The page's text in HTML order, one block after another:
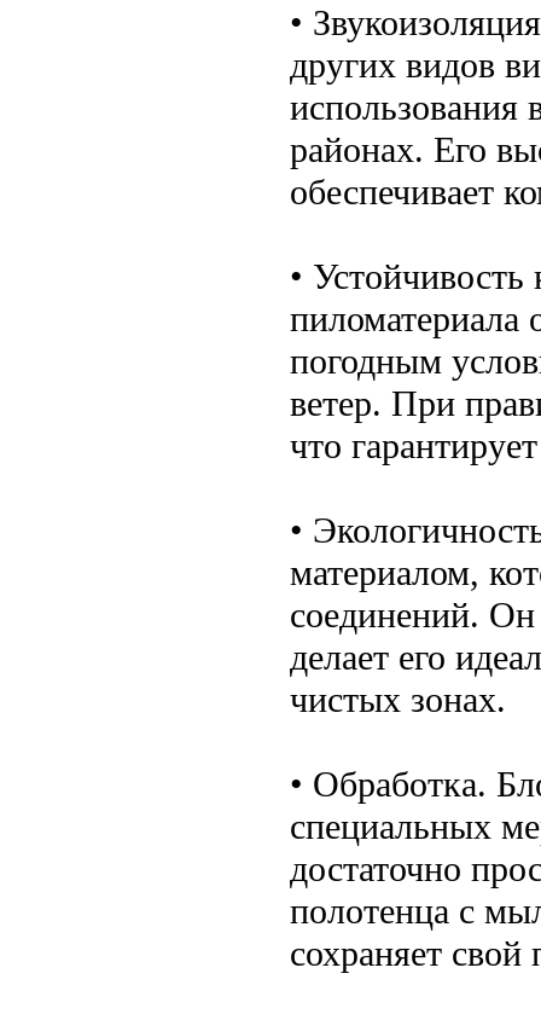
•
других видов
районах. Его
обеспечивает
•
пиломатериала
погодным
ветер. При
что
•
материалом,
соединений. Он
делает его
чистых зонах.
• Обработка.
специальных
достаточно
полотенца с
сохраняет